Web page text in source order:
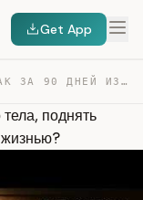
Get App
КАК ЗА 90 ДНЕЙ ИЗБАВИТЬСЯ ОТ ДРЯБЛОГО ТЕЛА, ПОДНЯТЬ ЭНЕ… — TRANSCRIPT
поднять
жизнью?